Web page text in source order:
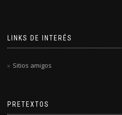
LINKS DE INTERÉS
Sitios amigos
PRETEXTOS